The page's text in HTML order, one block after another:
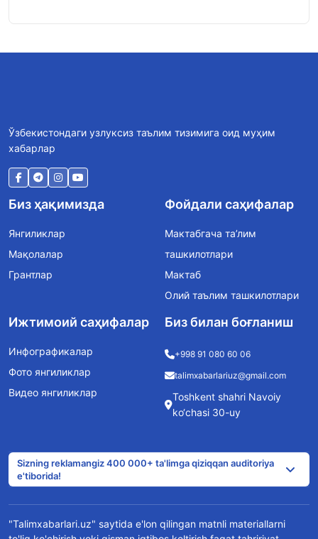
Ўзбекистондаги узлуксиз таълим тизимига оид муҳим
хабарлар
Биз ҳақимизда
Янгиликлар
Мақолалар
Грантлар
Фойдали саҳифалар
Мактабгача та’лим
ташкилотлари
Мактаб
Олий таълим ташкилотлари
Ижтимоий саҳифалар
Инфографикалар
Фото янгиликлар
Видео янгиликлар
Биз билан боғланиш
+998 91 080 60 06
talimxabarlariuz@gmail.com
Toshkent shahri Navoiy
ko‘chasi 30-uy
Sizning reklamangiz 400 000+ ta'limga qiziqqan auditoriya
e'tiborida!
"Talimxabarlari.uz" saytida e'lon qilingan matnli materiallarni